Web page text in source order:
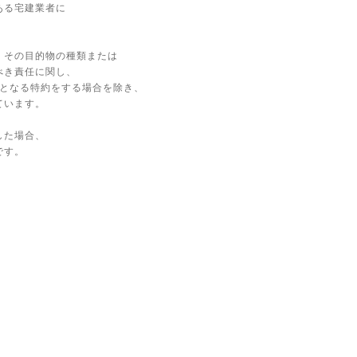
宅建業者に
の目的物の種類または
責任に関し、
なる特約をする場合を除き、
ます。
場合、
。